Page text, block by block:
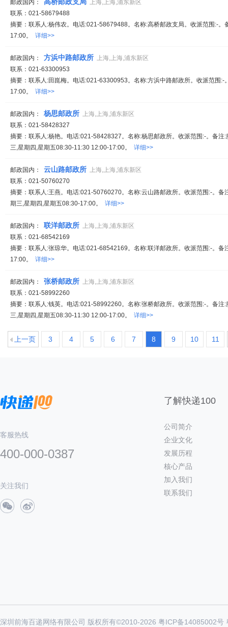
邮政国内：
上海,上海,浦东新区
联系：021-58679488
摘要：联系人:杨伟农。电话:021-58679488。名称:高桥邮政支局。收派范围:-。
17:00。 详细>>
邮政国内： 方浜中路邮政所
上海,上海,浦东新区
联系：021-63300953
摘要：联系人:田崑梅。电话:021-63300953。名称:方浜中路邮政所。收派范围:-
17:00。 详细>>
邮政国内： 杨思邮政所
上海,上海,浦东新区
联系：021-58428327
摘要：联系人:杨艳。电话:021-58428327。名称:杨思邮政所。收派范围:-。备注
三,星期四,星期五08:30-11:30 12:00-17:00。 详细>>
邮政国内： 云山路邮政所
上海,上海,浦东新区
联系：021-50760270
摘要：联系人:王燕。电话:021-50760270。名称:云山路邮政所。收派范围:-。备
期三,星期四,星期五08:30-17:00。 详细>>
邮政国内： 联洋邮政所
上海,上海,浦东新区
联系：021-68542169
摘要：联系人:张琼华。电话:021-68542169。名称:联洋邮政所。收派范围:-。备
17:00。 详细>>
邮政国内： 张桥邮政所
上海,上海,浦东新区
联系：021-58992260
摘要：联系人:钱英。电话:021-58992260。名称:张桥邮政所。收派范围:-。备注
三,星期四,星期五08:30-11:30 12:00-17:00。 详细>>
上一页 3 4 5 6 7 8 9 10 11
客服热线
400-000-0387
关注我们
了解快递100
公司简介
企业文化
发展历程
核心产品
加入我们
联系我们
深圳前海百递网络有限公司 版权所有©2010-2026 粤ICP备14085002号